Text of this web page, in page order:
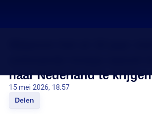
naar Nederland te krijgen
15 mei 2026, 18:57
Delen